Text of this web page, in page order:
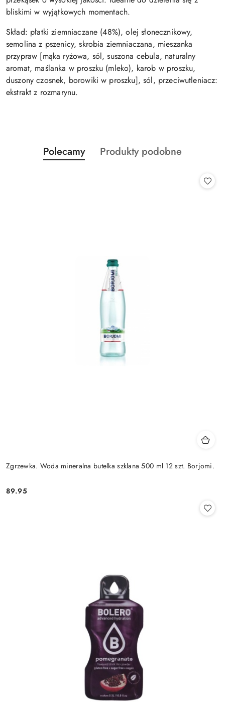
bliskimi w wyjątkowych momentach.
Skład: płatki ziemniaczane (48%), olej słonecznikowy,
semolina z pszenicy, skrobia ziemniaczana, mieszanka
przypraw [mąka ryżowa, sól, suszona cebula, naturalny
aromat, maślanka w proszku (mleko), karob w proszku,
duszony czosnek, borowiki w proszku], sól, przeciwutleniacz:
ekstrakt z rozmarynu.
Pomiń karuzelę produktów
Produkty
o
Polecamy
Produkty
Produkty podobne
Zgrzewka. Woda mineralna butelka szklana 500 ml 12 szt. Borjomi.
Cena:
89.95